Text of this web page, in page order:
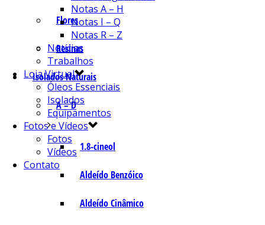
Flores
Resinas
Isolados Naturais
A – D
1.8-cineol
Aldeído Benzóico
Aldeído Cinâmico
Notas A – H
Notas I – Q
Notas R – Z
Notícias
Trabalhos
Loja Virtual
Óleos Essenciais
Isolados
Equipamentos
Fotos e Vídeos
Fotos
Vídeos
Contato